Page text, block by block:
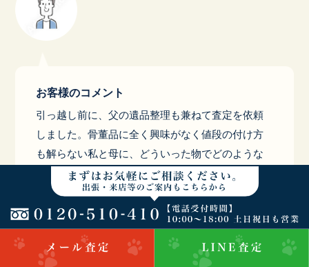
お客様のコメント
引っ越し前に、父の遺品整理も兼ねて査定を依頼
しました。骨董品に全く興味がなく値段の付け方
も解らない私と母に、どういった物でどのような
基準で値段を決めるのかを丁寧に教えて下さいま
した。また、初めに言っていた物に加え話してる
うちに次々と思い出したかのようにタンスの奥か
ら引っ張り出してくる母に対しても全く嫌な顔も
せず最後まで親切に対応してくださ いました。